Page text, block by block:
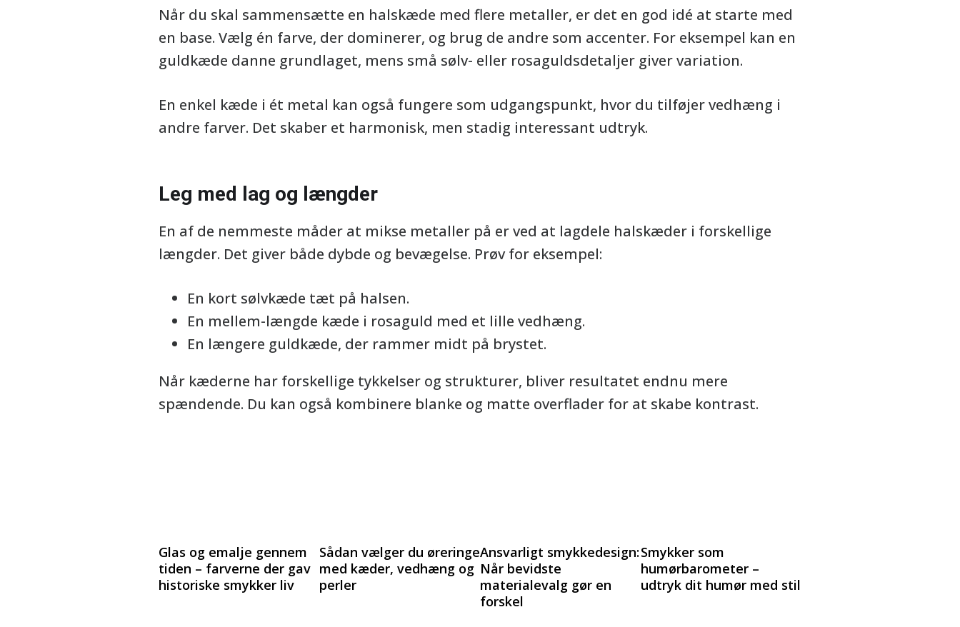
Når du skal sammensætte en halskæde med flere metaller, er det en god idé at starte med
en base. Vælg én farve, der dominerer, og brug de andre som accenter. For eksempel kan en
guldkæde danne grundlaget, mens små sølv- eller rosaguldsdetaljer giver variation.
En enkel kæde i ét metal kan også fungere som udgangspunkt, hvor du tilføjer vedhæng i
andre farver. Det skaber et harmonisk, men stadig interessant udtryk.
Leg med lag og længder
En af de nemmeste måder at mikse metaller på er ved at lagdele halskæder i forskellige
længder. Det giver både dybde og bevægelse. Prøv for eksempel:
En kort sølvkæde tæt på halsen.
En mellem-længde kæde i rosaguld med et lille vedhæng.
En længere guldkæde, der rammer midt på brystet.
Når kæderne har forskellige tykkelser og strukturer, bliver resultatet endnu mere
spændende. Du kan også kombinere blanke og matte overflader for at skabe kontrast.
Glas og emalje gennem
tiden – farverne der gav
historiske smykker liv
Sådan vælger du øreringe
med kæder, vedhæng og
perler
Ansvarligt smykkedesign:
Når bevidste
materialevalg gør en
forskel
Smykker som
humørbarometer –
udtryk dit humør med stil